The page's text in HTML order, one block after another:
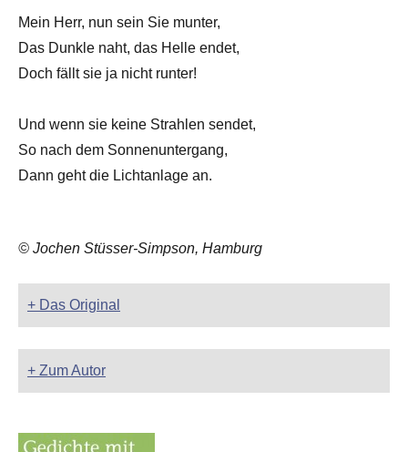
Mein Herr, nun sein Sie munter,
Das Dunkle naht, das Helle endet,
Doch fällt sie ja nicht runter!
Und wenn sie keine Strahlen sendet,
So nach dem Sonnenuntergang,
Dann geht die Lichtanlage an.
© Jochen Stüsser-Simpson, Hamburg
+ Das Original
+ Zum Autor